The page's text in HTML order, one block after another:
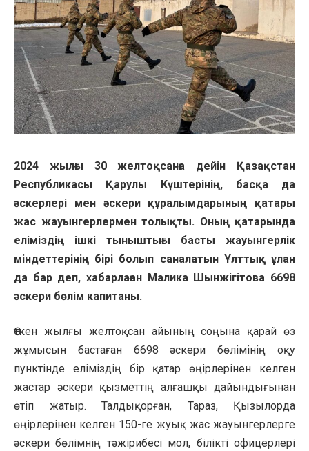
2024 жылғы 30 желтоқсанға дейін Қазақстан
Республикасы Қарулы Күштерінің, басқа да
әскерлері мен әскери құралымдарының қатары
жас жауынгерлермен толықты. Оның қатарында
еліміздің ішкі тыныштығы басты жауынгерлік
міндеттерінің бірі болып саналатын Ұлттық ұлан
да бар деп, хабарлаған Малика Шынжігітова 6698
әскери бөлім капитаны.
Өткен жылғы желтоқсан айының соңына қарай өз
жұмысын бастаған 6698 әскери бөлімінің оқу
пунктінде еліміздің бір қатар өңірлерінен келген
жастар әскери қызметтің алғашқы дайындығынан
өтіп жатыр. Талдықорған, Тараз, Қызылорда
өңірлерінен келген 150-ге жуық жас жауынгерлерге
әскери бөлімнің тәжірибесі мол, білікті офицерлері